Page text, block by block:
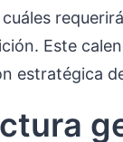
Este
estratégica